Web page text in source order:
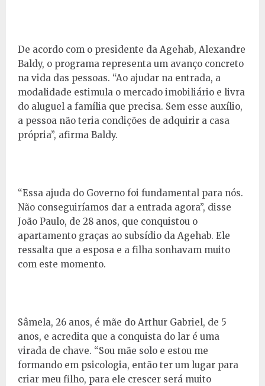
De acordo com o presidente da Agehab, Alexandre
Baldy, o programa representa um avanço concreto
na vida das pessoas. “Ao ajudar na entrada, a
modalidade estimula o mercado imobiliário e livra
do aluguel a família que precisa. Sem esse auxílio,
a pessoa não teria condições de adquirir a casa
própria”, afirma Baldy.
“Essa ajuda do Governo foi fundamental para nós.
Não conseguiríamos dar a entrada agora”, disse
João Paulo, de 28 anos, que conquistou o
apartamento graças ao subsídio da Agehab. Ele
ressalta que a esposa e a filha sonhavam muito
com este momento.
Sâmela, 26 anos, é mãe do Arthur Gabriel, de 5
anos, e acredita que a conquista do lar é uma
virada de chave. “Sou mãe solo e estou me
formando em psicologia, então ter um lugar para
criar meu filho, para ele crescer será muito